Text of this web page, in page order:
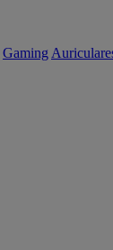
Gaming